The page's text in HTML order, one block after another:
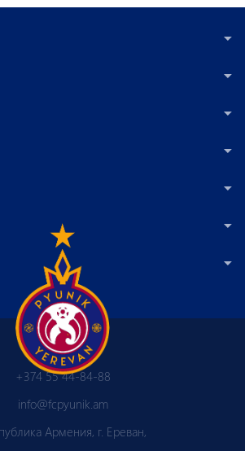
+374 55 44-84-88
info@fcpyunik.am
Армения, г. Ереван,